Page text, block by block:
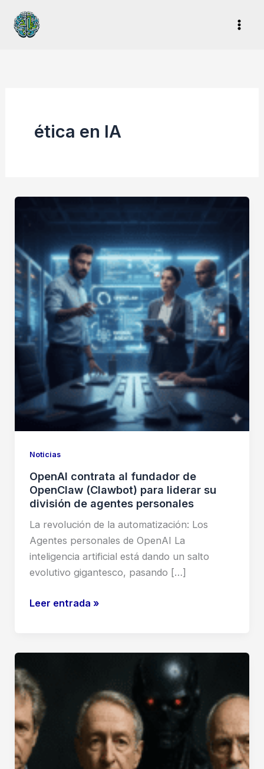
contenido
ética en IA
Noticias
OpenAI contrata al fundador de
OpenClaw (Clawbot) para liderar su
división de agentes personales
La revolución de la automatización: Los
Agentes personales de OpenAI La
inteligencia artificial está dando un salto
evolutivo gigantesco, pasando […]
OpenAI
fundador
OpenClaw
(Clawbot)
para
liderar
su
división
Leer entrada »